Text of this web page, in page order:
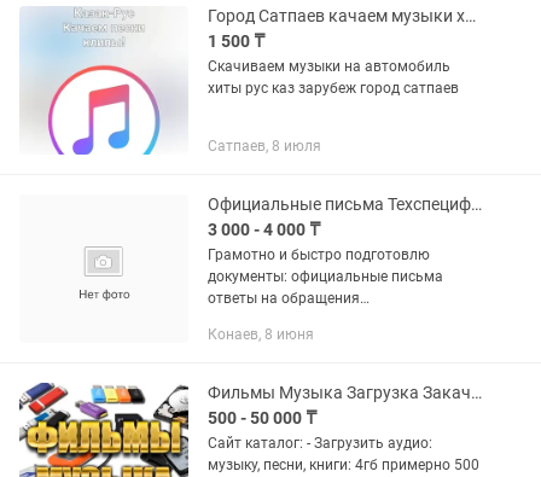
Город Сатпаев качаем музыки хиты каз рус 1000-2000 песен клипы
1 500 ₸
Скачиваем музыки на автомобиль
хиты рус каз зарубеж город сатпаев
Сатпаев, 8 июля
Официальные письма Техспецификации Переводы рус/каз
3 000 - 4 000 ₸
Грамотно и быстро подготовлю
документы: официальные письма
ответы на обращения
служебные записки, приказы переводы
word варианте ✔...
Конаев, 8 июня
Фильмы Музыка Загрузка Закачка Копирование Запись
500 - 50 000 ₸
Сайт каталог: - Загрузить аудио:
музыку, песни, книги: 4гб примерно 500